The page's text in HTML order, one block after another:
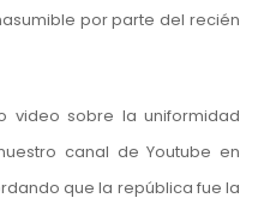
por parte del recién
video sobre la uniformidad
canal de Youtube en
que la república fue la